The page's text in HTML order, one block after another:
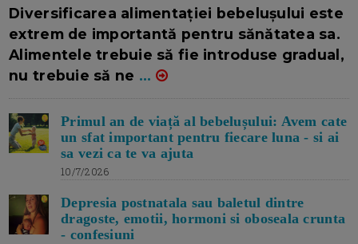
Diversificarea alimentației bebelușului este
extrem de importantă pentru sănătatea sa.
Alimentele trebuie să fie introduse gradual,
nu trebuie să ne ...
Primul an de viață al bebelușului: Avem cate
un sfat important pentru fiecare luna - si ai
sa vezi ca te va ajuta
10/7/2026
Depresia postnatala sau baletul dintre
dragoste, emotii, hormoni si oboseala crunta
- confesiuni